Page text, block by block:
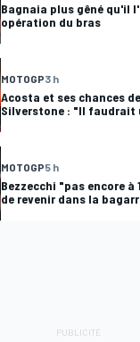
Bagnaia plus gêné qu'il
opération du bras
MOTOGP3 h
Acosta et ses chances
Silverstone : "Il faudrait
MOTOGP5 h
Bezzecchi "pas encore
de revenir dans la